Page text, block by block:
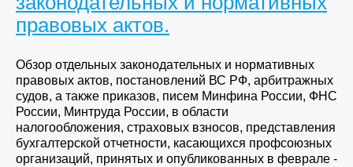
правовых актов.
Обзор отдельных законодательных и нормативных
правовых актов, постановлений ВС РФ, арбитражных
судов, а также приказов, писем Минфина России, ФНС
России, Минтруда России, в области
налогообложения, страховых взносов, представления
бухгалтерской отчетности, касающихся профсоюзных
организаций, принятых и опубликованных в феврале -